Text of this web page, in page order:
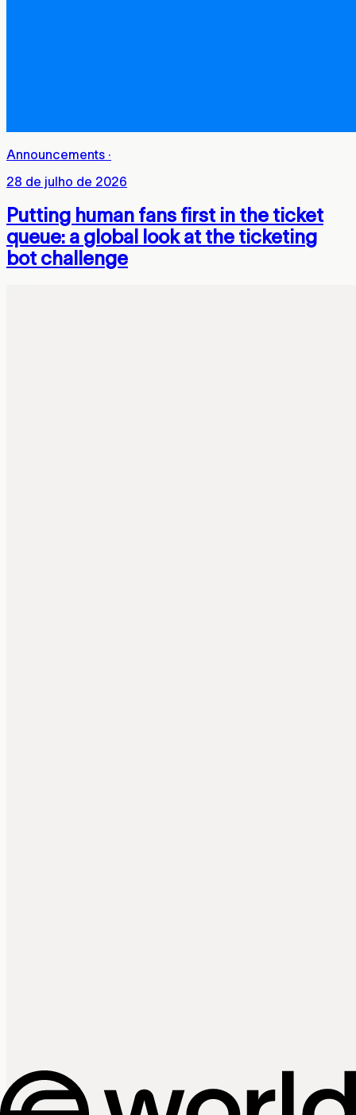
Announcements ·
28 de julho de 2026
Putting human fans first in the ticket
queue: a global look at the ticketing
bot challenge